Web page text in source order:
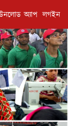
অ্যাপ লগইন